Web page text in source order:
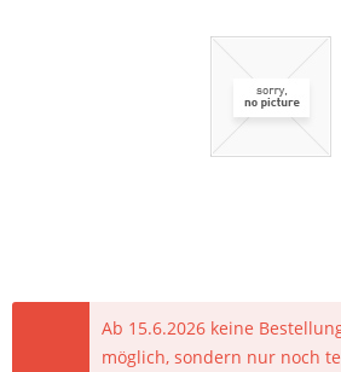
Ab 15.6.2026 keine
möglich, sondern nur noch